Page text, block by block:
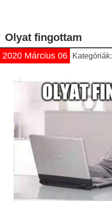
Olyat fingottam
2020 Március 06 Kategóriák: